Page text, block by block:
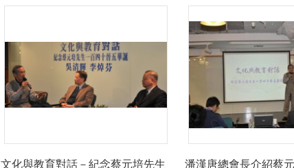
文化與教育對話－紀念蔡元培先生
潘漢唐總會長介紹蔡